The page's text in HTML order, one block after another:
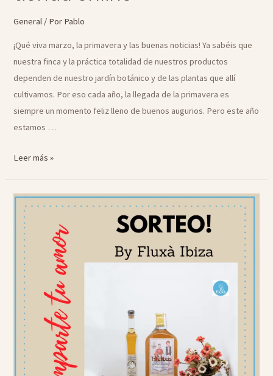
General / Por Pablo
¡Qué viva marzo, la primavera y las buenas noticias! Ya sabéis que
nuestra finca y la práctica totalidad de nuestros productos
dependen de nuestro jardín botánico y de las plantas que allí
cultivamos. Por eso cada año, la llegada de la primavera es
siempre un momento feliz lleno de buenos augurios. Pero este año
estamos …
Caja
Hierbas
Payesas
nuestra
nueva
tienda
online
Leer más »